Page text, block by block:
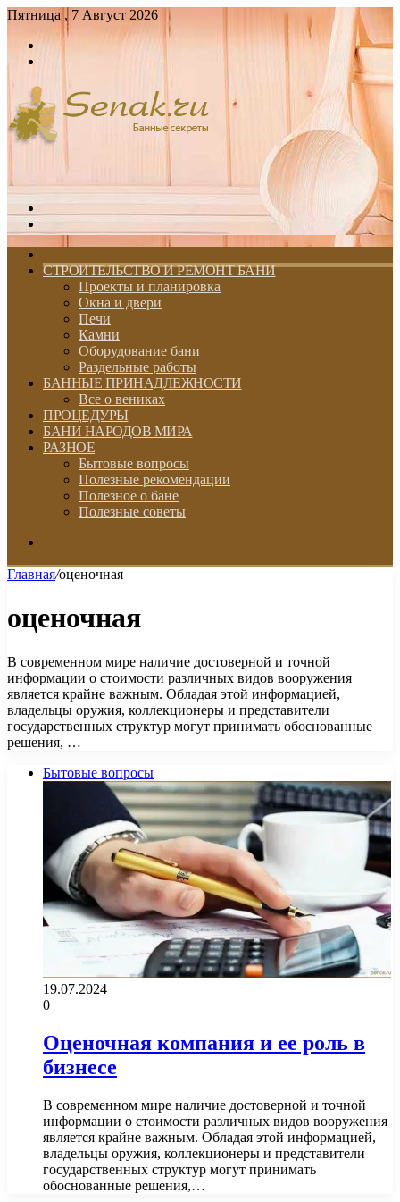
Пятница , 7 Август 2026
Войти
skin
СТРОИТЕЛЬСТВО И РЕМОНТ БАНИ
Проекты и планировка
Окна и двери
Печи
Камни
Оборудование бани
Раздельные работы
БАННЫЕ ПРИНАДЛЕЖНОСТИ
Все о вениках
ПРОЦЕДУРЫ
БАНИ НАРОДОВ МИРА
РАЗНОЕ
Бытовые вопросы
Полезные рекомендации
Полезное о бане
Полезные советы
Главная/оценочная
оценочная
В современном мире наличие достоверной и точной
информации о стоимости различных видов вооружения
является крайне важным. Обладая этой информацией,
владельцы оружия, коллекционеры и представители
государственных структур могут принимать обоснованные
решения, …
Бытовые вопросы
19.07.2024
0
Оценочная компания и ее роль в
бизнесе
В современном мире наличие достоверной и точной
информации о стоимости различных видов вооружения
является крайне важным. Обладая этой информацией,
владельцы оружия, коллекционеры и представители
государственных структур могут принимать
обоснованные решения,…